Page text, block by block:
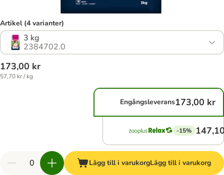
Artikel (4 varianter)
3 kg
2384702.0
173,00 kr
57,70 kr / kg
Engångsleverans173,00 kr
-15%
Lägg till i varukorgLägg till i varukorg